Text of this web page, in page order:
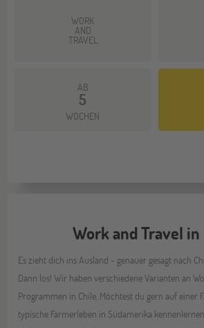
WORK
AND
TRAVEL
AB
5
WOCHEN
Work and Travel in
Es zieht dich ins Ausland - genauer gesagt nach
Dann los! Wir haben verschiedene Varianten an
Programmen in Chile. Möchtest du gern auf einer
typische Farmerleben in Südamerika